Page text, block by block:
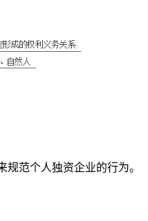
范个人独资企业的行为。